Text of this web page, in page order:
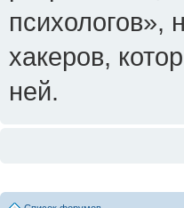
психологов»,
хакеров,
ней.